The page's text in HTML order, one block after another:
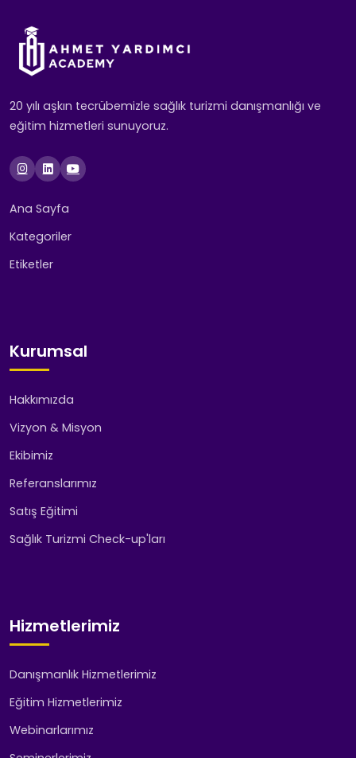
20 yılı aşkın tecrübemizle sağlık turizmi danışmanlığı ve
eğitim hizmetleri sunuyoruz.
Ana Sayfa
Kategoriler
Etiketler
Kurumsal
Hakkımızda
Vizyon & Misyon
Ekibimiz
Referanslarımız
Satış Eğitimi
Sağlık Turizmi Check-up'ları
Hizmetlerimiz
Danışmanlık Hizmetlerimiz
Eğitim Hizmetlerimiz
Webinarlarımız